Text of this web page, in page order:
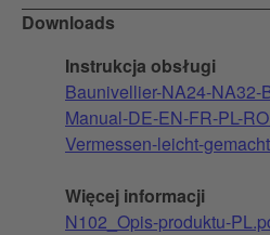
Downloads
Instrukcja obsługi
Baunivellier-NA24-
Manual-DE-EN-FR-PL-
Vermessen-leicht-
Więcej informacji
N102_Opis-produktu-